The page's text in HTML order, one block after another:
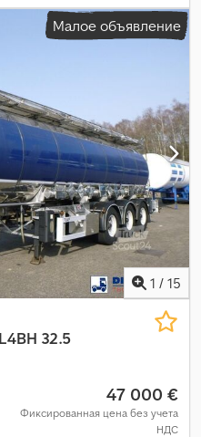
ширина:2 450 мм, цвет:
Малое объявление
1 / 15
32.5
47 000 €
Фиксированная цена без учета
НДС